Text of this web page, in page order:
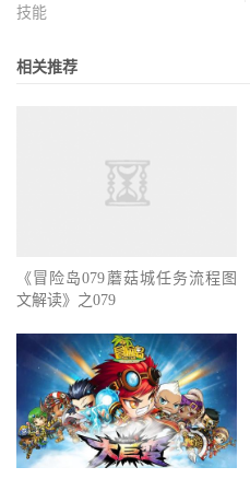
技能
相关推荐
《冒险岛079蘑菇城任务流程图
文解读》之079